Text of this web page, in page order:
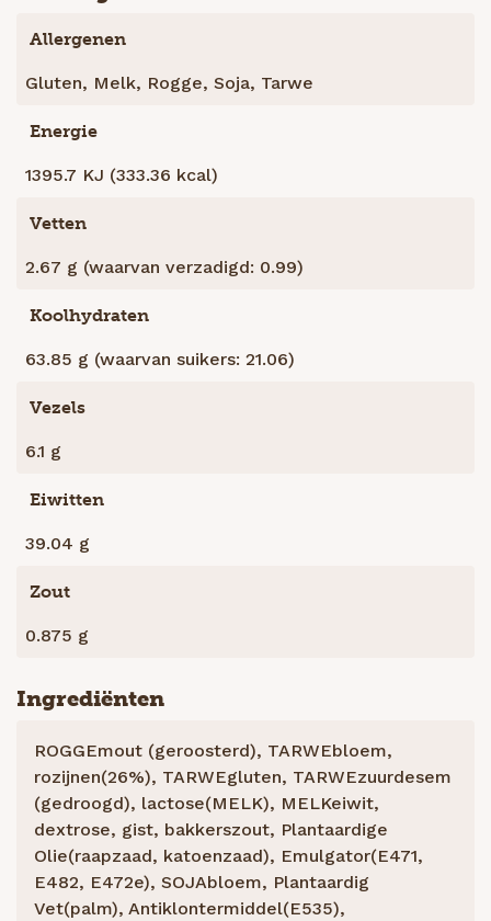
Allergenen
Gluten, Melk, Rogge, Soja, Tarwe
Energie
1395.7 KJ (333.36 kcal)
Vetten
2.67 g (waarvan verzadigd: 0.99)
Koolhydraten
63.85 g (waarvan suikers: 21.06)
Vezels
6.1 g
Eiwitten
39.04 g
Zout
0.875 g
Ingrediënten
ROGGEmout (geroosterd), TARWEbloem,
rozijnen(26%), TARWEgluten, TARWEzuurdesem
(gedroogd), lactose(MELK), MELKeiwit,
dextrose, gist, bakkerszout, Plantaardige
Olie(raapzaad, katoenzaad), Emulgator(E471,
E482, E472e), SOJAbloem, Plantaardig
Vet(palm), Antiklontermiddel(E535),